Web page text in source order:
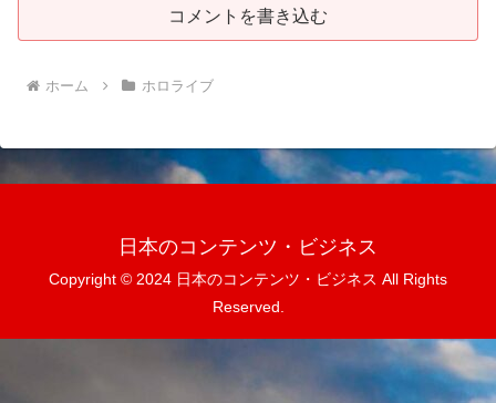
コメントを書き込む
ホーム ホロライブ
日本のコンテンツ・ビジネス
Copyright © 2024 日本のコンテンツ・ビジネス All Rights
Reserved.